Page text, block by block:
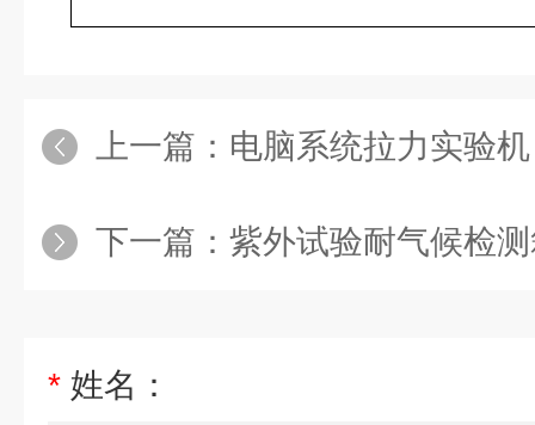
上一篇： 电脑系统拉力实验机
下一篇： 紫外试验耐气候检
* 姓名：